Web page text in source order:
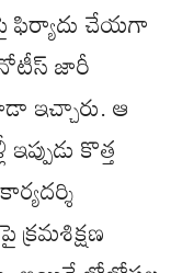
ఫిర్యాదు చేయగా
జారీ
ఇచ్చారు. ఆ
కొత్త